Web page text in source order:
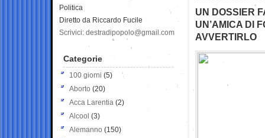
UN DOSSIER
UN’AMICA DI
AVVERTIRLO
Politica
Diretto da Riccardo Fucile
Scrivici: destradipopolo@gmail.com
Categorie
100 giorni (5)
Aborto (20)
Acca Larentia (2)
Alcool (3)
Alemanno (150)